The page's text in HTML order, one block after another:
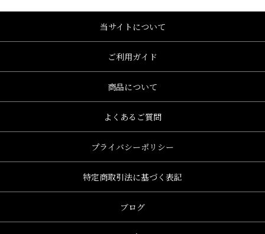
当サイトについて
ご利用ガイド
商品について
よくあるご質問
プライバシーポリシー
特定商取引法に基づく表記
ブログ